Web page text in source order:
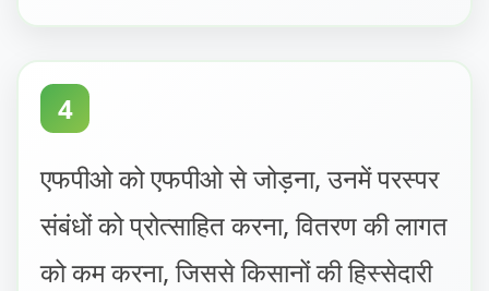
4
एफपीओ को एफपीओ से जोड़ना, उनमें परस्पर
संबंधों को प्रोत्साहित करना, वितरण की लागत
को कम करना, जिससे किसानों की हिस्सेदारी